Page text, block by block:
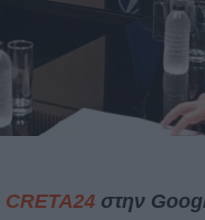
CRETA24στην